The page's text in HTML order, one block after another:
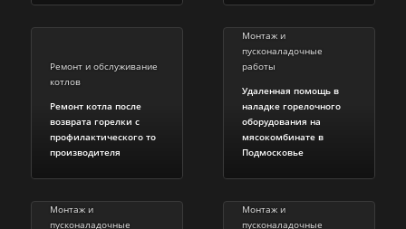
Ремонт и обслуживание
котлов
Ремонт котла после
возврата горелки с
профилактического то
производителя
Монтаж и
пусконаладочные
работы
Удаленная помощь в
наладке горелочного
оборудования на
мясокомбинате в
Подмосковье
Монтаж и
пусконаладочные
Монтаж и
пусконаладочные